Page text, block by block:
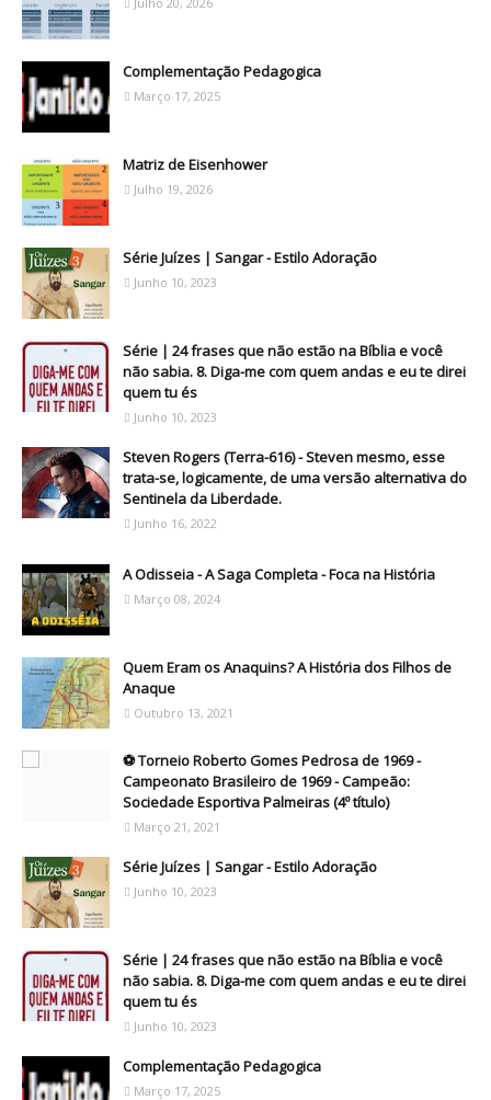
Complementação Pedagogica
Março 17, 2025
Matriz de Eisenhower
Julho 19, 2026
Série Juízes | Sangar - Estilo Adoração
Junho 10, 2023
Série | 24 frases que não estão na Bíblia e você
não sabia. 8. Diga-me com quem andas e eu te direi
quem tu és
Junho 10, 2023
Steven Rogers (Terra-616) - Steven mesmo, esse
trata-se, logicamente, de uma versão alternativa do
Sentinela da Liberdade.
Junho 16, 2022
A Odisseia - A Saga Completa - Foca na História
Março 08, 2024
Quem Eram os Anaquins? A História dos Filhos de
Anaque
Outubro 13, 2021
⚽ Torneio Roberto Gomes Pedrosa de 1969 -
Campeonato Brasileiro de 1969 - Campeão:
Sociedade Esportiva Palmeiras (4º título)
Março 21, 2021
Série Juízes | Sangar - Estilo Adoração
Junho 10, 2023
Série | 24 frases que não estão na Bíblia e você
não sabia. 8. Diga-me com quem andas e eu te direi
quem tu és
Junho 10, 2023
Complementação Pedagogica
Março 17, 2025